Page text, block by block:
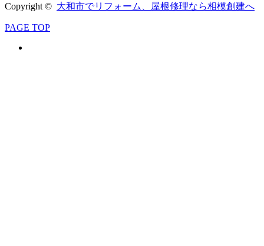
Copyright © 大和市でリフォーム、屋根修理なら相模創建へ
PAGE TOP